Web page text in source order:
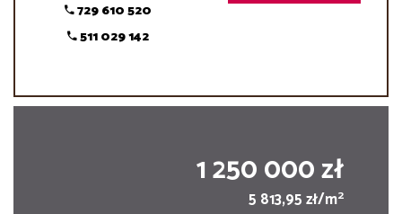
729 610 520
511 029 142
1 250 000 zł
5 813,95 zł/m2